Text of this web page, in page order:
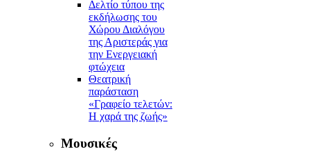
Δελτίο τύπου της
εκδήλωσης του
Χώρου Διαλόγου
της Αριστεράς για
την Ενεργειακή
φτώχεια
Θεατρική
παράσταση
«Γραφείο τελετών:
Η χαρά της ζωής»
Μουσικές